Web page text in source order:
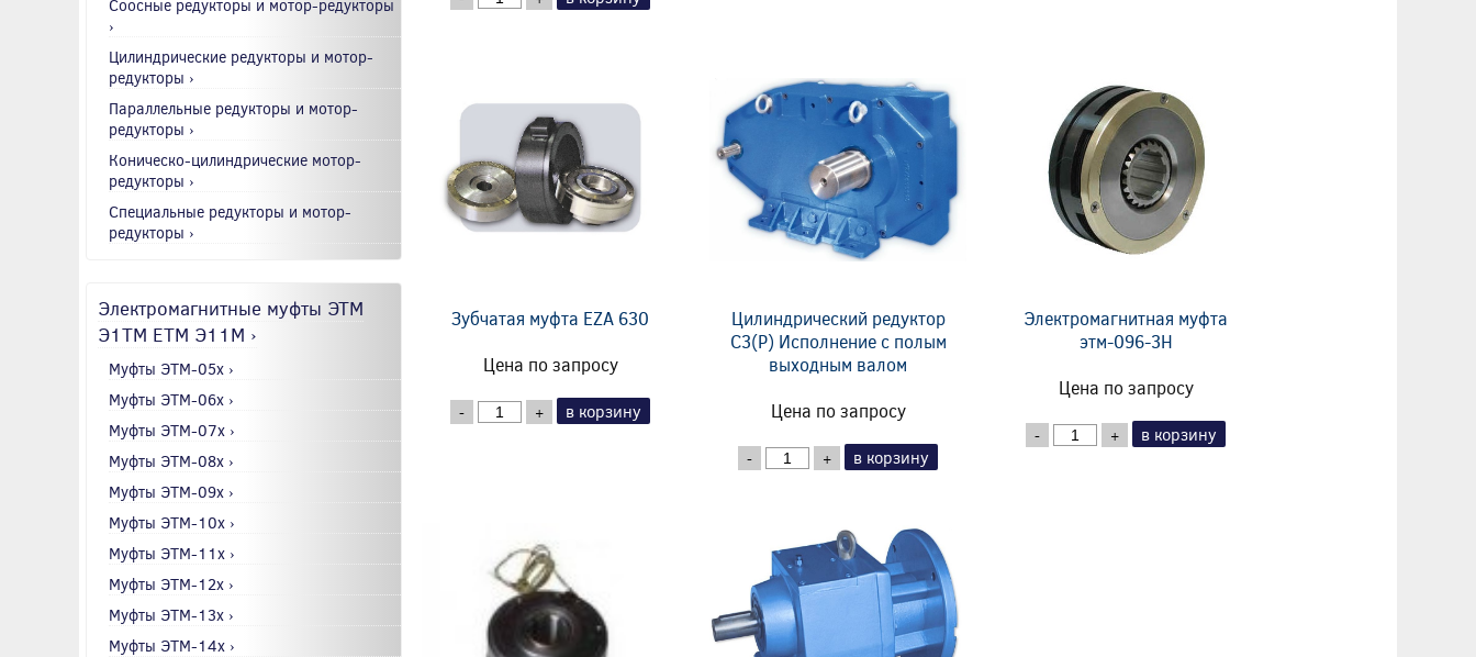
Соосные редукторы и мотор-редукторы
›
Цилиндрические редукторы и мотор-
редукторы ›
Параллельные редукторы и мотор-
редукторы ›
Коническо-цилиндрические мотор-
редукторы ›
Специальные редукторы и мотор-
редукторы ›
Электромагнитные муфты ЭТМ
Э1ТМ ETM Э11М ›
Муфты ЭТМ-05x ›
Муфты ЭТМ-06x ›
Муфты ЭТМ-07x ›
Муфты ЭТМ-08x ›
Муфты ЭТМ-09x ›
Муфты ЭТМ-10x ›
Муфты ЭТМ-11x ›
Муфты ЭТМ-12x ›
Муфты ЭТМ-13x ›
Муфты ЭТМ-14x ›
Зубчатая муфта EZA 630
Цена по запросу
- + в корзину
Цилиндрический редуктор
C3(P) Исполнение с полым
выходным валом
Цена по запросу
- + в корзину
Электромагнитная муфта
этм-096-3Н
Цена по запросу
- + в корзину